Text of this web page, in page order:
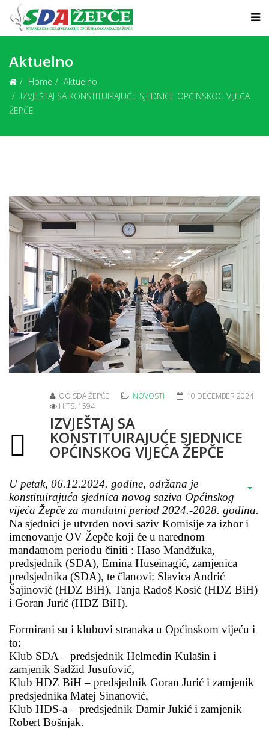
Aktuelno
Home
Aktuelno
IZVJEŠTAJ SA KONSTITUIRAJUĆE SJEDNICE OPĆINSKOG VIJEĆA
ŽEPČE
OO SDA ŽEPČE NOVOSTI
10 DECEMBER 2024
HITS: 1594
IZVJEŠTAJ SA
KONSTITUIRAJUĆE SJEDNICE
OPĆINSKOG VIJEĆA ŽEPČE
U petak, 06.12.2024. godine, održana je
konstituirajuća sjednica novog saziva Općinskog
vijeća Žepče za mandatni period 2024.-2028. godina.
Na sjednici je utvrđen novi saziv Komisije za izbor i
imenovanje OV Žepče koji će u narednom
mandatnom periodu činiti : Haso Mandžuka,
predsjednik (SDA), Emina Huseinagić, zamjenica
predsjednika (SDA), te članovi: Slavica Andrić
Šajinović (HDZ BiH), Tanja Radoš Kosić (HDZ BiH)
i Goran Jurić (HDZ BiH).
Formirani su i klubovi stranaka u Općinskom vijeću i
to:
Klub SDA – predsjednik Helmedin Kulašin i
zamjenik Sadžid Jusufović,
Klub HDZ BiH – predsjednik Goran Jurić i zamjenik
predsjednika Matej Sinanović,
Klub HDS-a – predsjednik Damir Jukić i zamjenik
Robert Bošnjak.